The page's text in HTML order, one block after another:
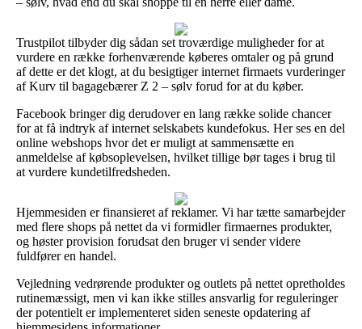
Trustpilot tilbyder dig sådan set troværdige muligheder for at
vurdere en række forhenværende køberes omtaler og på grund
af dette er det klogt, at du besigtiger internet firmaets vurderinger
af Kurv til bagagebærer Z 2 – sølv forud for at du køber.
Facebook bringer dig derudover en lang række solide chancer
for at få indtryk af internet selskabets kundefokus. Her ses en del
online webshops hvor det er muligt at sammensætte en
anmeldelse af købsoplevelsen, hvilket tillige bør tages i brug til
at vurdere kundetilfredsheden.
Hjemmesiden er finansieret af reklamer. Vi har tætte samarbejder
med flere shops på nettet da vi formidler firmaernes produkter,
og høster provision forudsat den bruger vi sender videre
fuldfører en handel.
Vejledning vedrørende produkter og outlets på nettet opretholdes
rutinemæssigt, men vi kan ikke stilles ansvarlig for reguleringer
der potentielt er implementeret siden seneste opdatering af